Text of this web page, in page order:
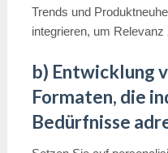
Trends und
integrieren, um
b) Entwicklung
Formaten, die
Bedürfnisse